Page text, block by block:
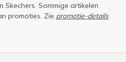
Skechers. Sommige artikelen
promoties. Zie promotie-details